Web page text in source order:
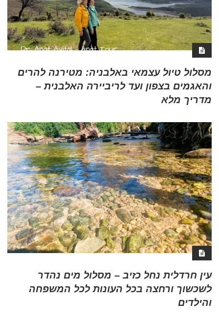
מסלול טיול עצמאי באלבניה: מטירנה להרים
והאגמים בצפון ועד לריביירה האלבנית –
מדריך מלא
עין חרדלית נחל כזיב – מסלול מים נהדר
לשכשוך ורחצה בכל העונות לכל המשפחה
והילדים